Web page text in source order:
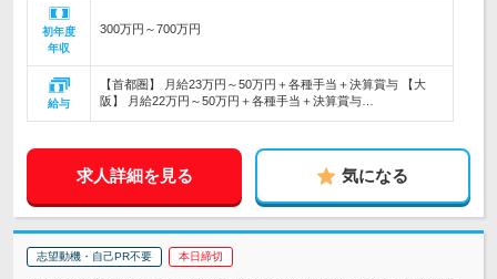
初年度
年収
300万円～700万円
給与
【首都圏】 月給23万円～50万円＋各種手当＋決算賞与 【大
阪】 月給22万円～50万円＋各種手当＋決算賞与…
求人詳細を見る 気になる
志望動機・自己PR不要 本日締切